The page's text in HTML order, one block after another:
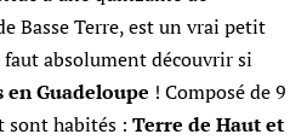
Basse Terre, est un vrai petit
absolument découvrir si
en Guadeloupe !Composé de 9
sont habités :Terre de Haut et